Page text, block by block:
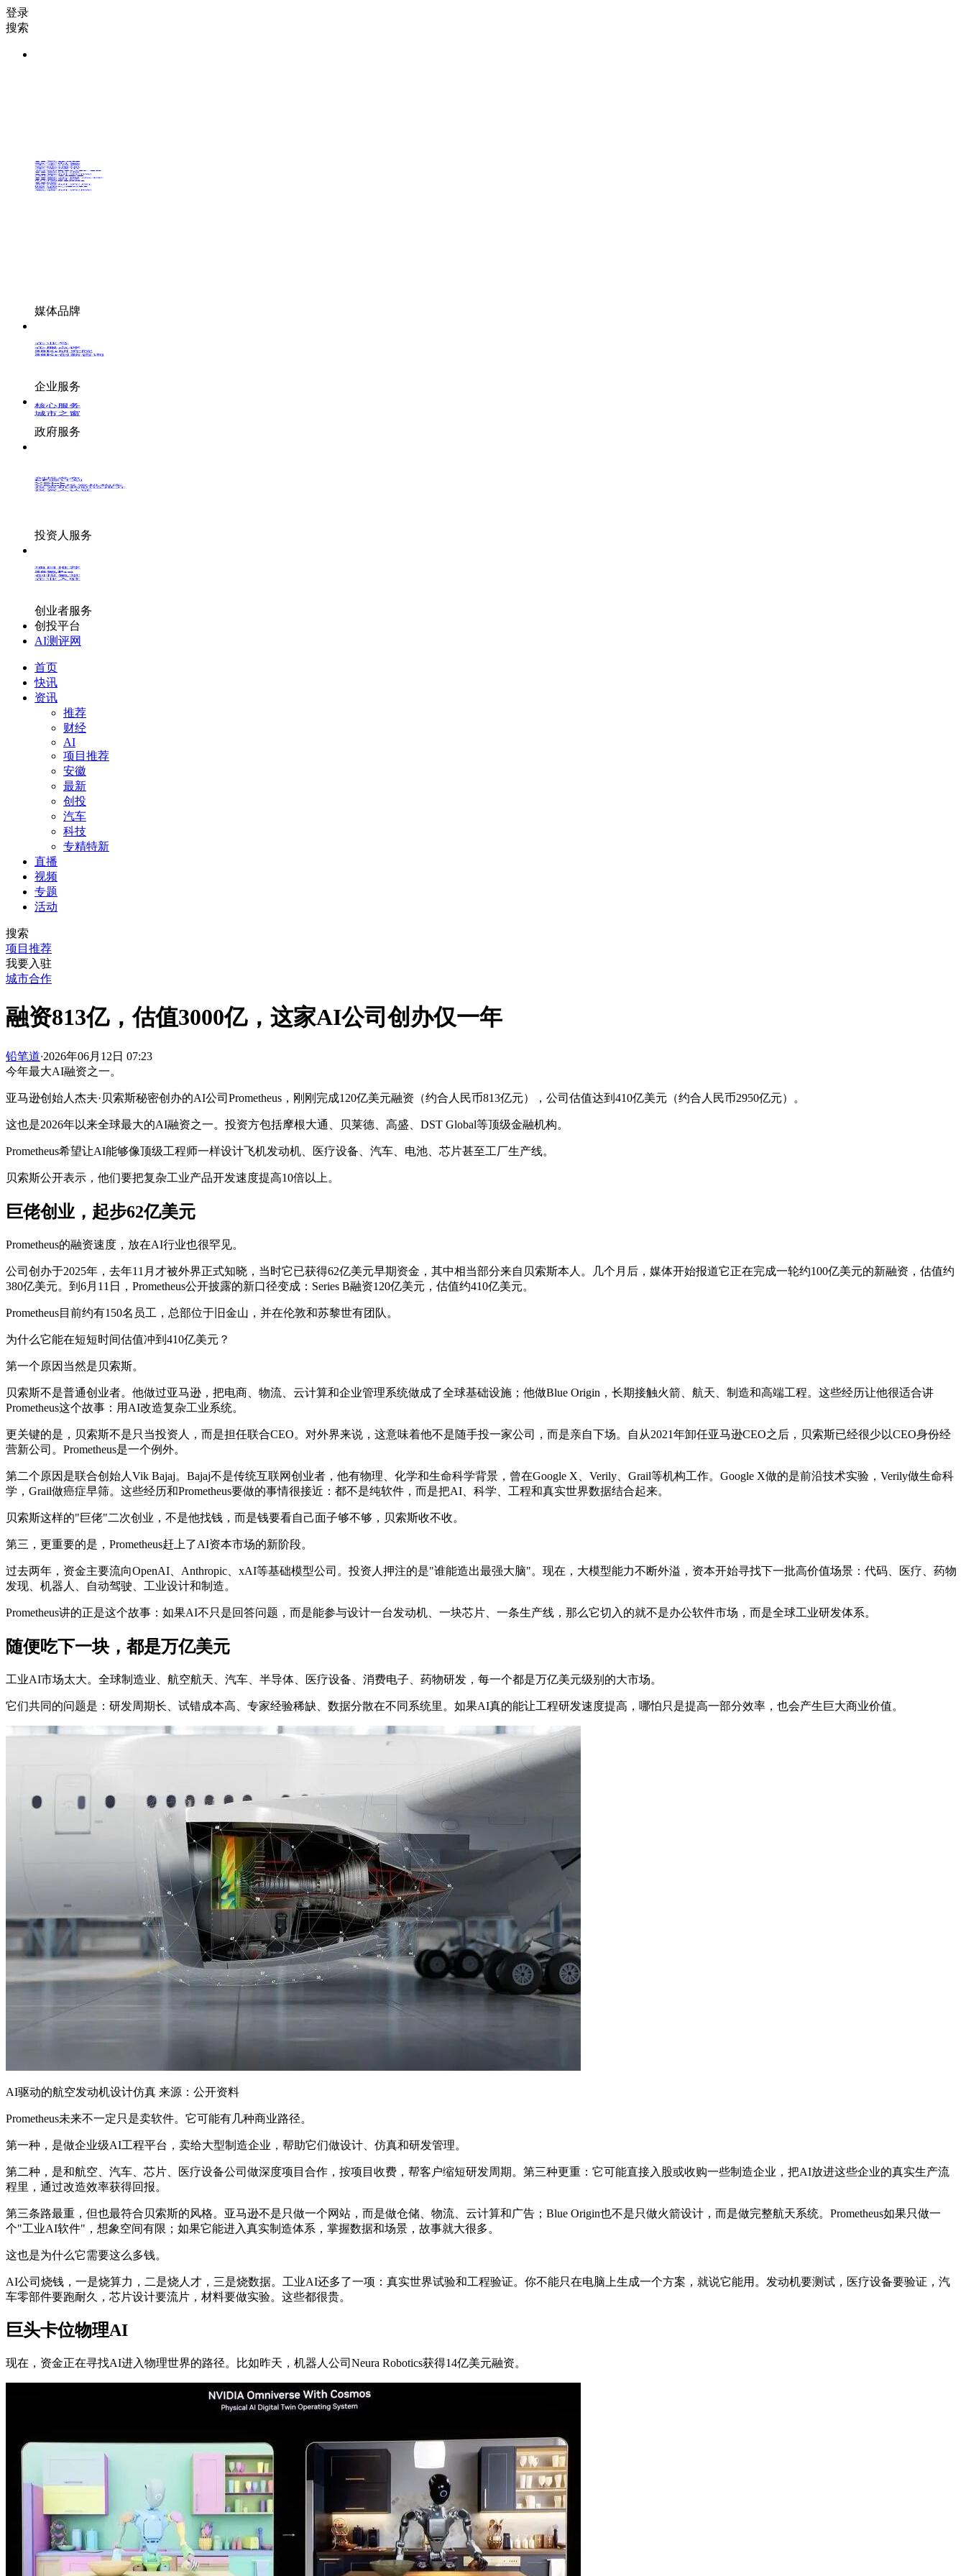
登录
搜索
36氪Auto
未来消费
未来城市
36氪出海
硬氪
媒体品牌
企业号
企服点评
36Kr研究院
36Kr创新咨询
企业服务
核心服务
城市之窗
政府服务
创投发布
LP源计划
VClub
VClub投资机构库
投资机构职位推介
投资人认证
投资人服务
项目推荐
36氪Pro
创投氪堂
企业入驻
创业者服务
创投平台
AI测评网
首页
快讯
资讯
推荐
财经
AI
项目推荐
安徽
最新
创投
汽车
科技
专精特新
直播
视频
专题
活动
搜索
项目推荐
我要入驻
城市合作
融资813亿，估值3000亿，这家AI公司创办仅一年
铅笔道·2026年06月12日 07:23
今年最大AI融资之一。
亚马逊创始人杰夫·贝索斯秘密创办的AI公司Prometheus，刚刚完成120亿美元融资（约合人民币813亿元），公司估值达到410亿美元（约合人民币2950亿元）。
这也是2026年以来全球最大的AI融资之一。投资方包括摩根大通、贝莱德、高盛、DST Global等顶级金融机构。
Prometheus希望让AI能够像顶级工程师一样设计飞机发动机、医疗设备、汽车、电池、芯片甚至工厂生产线。
贝索斯公开表示，他们要把复杂工业产品开发速度提高10倍以上。
巨佬创业，起步62亿美元
Prometheus的融资速度，放在AI行业也很罕见。
公司创办于2025年，去年11月才被外界正式知晓，当时它已获得62亿美元早期资金，其中相当部分来自贝索斯本人。几个月后，媒体开始报道它正在完成一轮约100亿美元的新融资，估值约
380亿美元。到6月11日，Prometheus公开披露的新口径变成：Series B融资120亿美元，估值约410亿美元。
Prometheus目前约有150名员工，总部位于旧金山，并在伦敦和苏黎世有团队。
为什么它能在短短时间估值冲到410亿美元？
第一个原因当然是贝索斯。
贝索斯不是普通创业者。他做过亚马逊，把电商、物流、云计算和企业管理系统做成了全球基础设施；他做Blue Origin，长期接触火箭、航天、制造和高端工程。这些经历让他很适合讲
Prometheus这个故事：用AI改造复杂工业系统。
更关键的是，贝索斯不是只当投资人，而是担任联合CEO。对外界来说，这意味着他不是随手投一家公司，而是亲自下场。自从2021年卸任亚马逊CEO之后，贝索斯已经很少以CEO身份经
营新公司。Prometheus是一个例外。
第二个原因是联合创始人Vik Bajaj。Bajaj不是传统互联网创业者，他有物理、化学和生命科学背景，曾在Google X、Verily、Grail等机构工作。Google X做的是前沿技术实验，Verily做生命科
学，Grail做癌症早筛。这些经历和Prometheus要做的事情很接近：都不是纯软件，而是把AI、科学、工程和真实世界数据结合起来。
贝索斯这样的"巨佬"二次创业，不是他找钱，而是钱要看自己面子够不够，贝索斯收不收。
第三，更重要的是，Prometheus赶上了AI资本市场的新阶段。
过去两年，资金主要流向OpenAI、Anthropic、xAI等基础模型公司。投资人押注的是"谁能造出最强大脑"。现在，大模型能力不断外溢，资本开始寻找下一批高价值场景：代码、医疗、药物
发现、机器人、自动驾驶、工业设计和制造。
Prometheus讲的正是这个故事：如果AI不只是回答问题，而是能参与设计一台发动机、一块芯片、一条生产线，那么它切入的就不是办公软件市场，而是全球工业研发体系。
随便吃下一块，都是万亿美元
工业AI市场太大。全球制造业、航空航天、汽车、半导体、医疗设备、消费电子、药物研发，每一个都是万亿美元级别的大市场。
它们共同的问题是：研发周期长、试错成本高、专家经验稀缺、数据分散在不同系统里。如果AI真的能让工程研发速度提高，哪怕只是提高一部分效率，也会产生巨大商业价值。
AI驱动的航空发动机设计仿真 来源：公开资料
Prometheus未来不一定只是卖软件。它可能有几种商业路径。
第一种，是做企业级AI工程平台，卖给大型制造企业，帮助它们做设计、仿真和研发管理。
第二种，是和航空、汽车、芯片、医疗设备公司做深度项目合作，按项目收费，帮客户缩短研发周期。第三种更重：它可能直接入股或收购一些制造企业，把AI放进这些企业的真实生产流
程里，通过改造效率获得回报。
第三条路最重，但也最符合贝索斯的风格。亚马逊不是只做一个网站，而是做仓储、物流、云计算和广告；Blue Origin也不是只做火箭设计，而是做完整航天系统。Prometheus如果只做一
个"工业AI软件"，想象空间有限；如果它能进入真实制造体系，掌握数据和场景，故事就大很多。
这也是为什么它需要这么多钱。
AI公司烧钱，一是烧算力，二是烧人才，三是烧数据。工业AI还多了一项：真实世界试验和工程验证。你不能只在电脑上生成一个方案，就说它能用。发动机要测试，医疗设备要验证，汽
车零部件要跑耐久，芯片设计要流片，材料要做实验。这些都很贵。
巨头卡位物理AI
现在，资金正在寻找AI进入物理世界的路径。比如昨天，机器人公司Neura Robotics获得14亿美元融资。